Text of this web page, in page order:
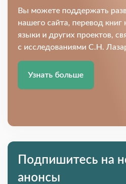
Вы можете поддержать
нашего сайта, перевод книг
языки и других проектов,
с исследованиями С.Н.
Узнать больше
Подпишитесь на
анонсы